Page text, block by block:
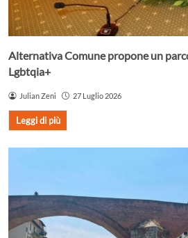
Alternativa Comune propone un
Lgbtqia+
Julian Zeni 27 Luglio 2026
Leggi di più